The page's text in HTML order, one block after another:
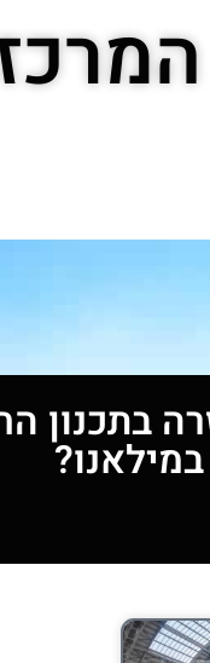
בתכנון
במילאנו?